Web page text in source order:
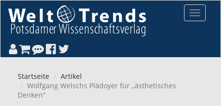
Toggle
Startseite
Artikel
Wolfgang Welschs Plädoyer für „ästhetisches
Denken“